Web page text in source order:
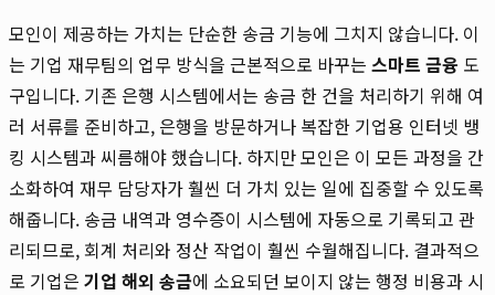
모인이 제공하는 가치는 단순한 송금 기능에 그치지 않습니다. 이
는 기업 재무팀의 업무 방식을 근본적으로 바꾸는 스마트 금융 도
구입니다. 기존 은행 시스템에서는 송금 한 건을 처리하기 위해 여
러 서류를 준비하고, 은행을 방문하거나 복잡한 기업용 인터넷 뱅
킹 시스템과 씨름해야 했습니다. 하지만 모인은 이 모든 과정을 간
소화하여 재무 담당자가 훨씬 더 가치 있는 일에 집중할 수 있도록
해줍니다. 송금 내역과 영수증이 시스템에 자동으로 기록되고 관
리되므로, 회계 처리와 정산 작업이 훨씬 수월해집니다. 결과적으
로 기업은 기업 해외 송금에 소요되던 보이지 않는 행정 비용과 시